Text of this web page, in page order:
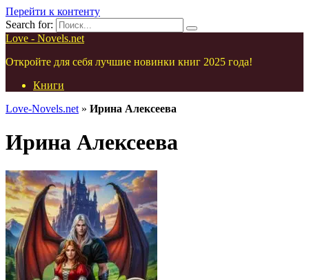
Перейти к контенту
Search for:
Love - Novels.net
Откройте для себя лучшие новинки книг 2025 года!
Книги
Love-Novels.net » Ирина Алексеева
Ирина Алексеева